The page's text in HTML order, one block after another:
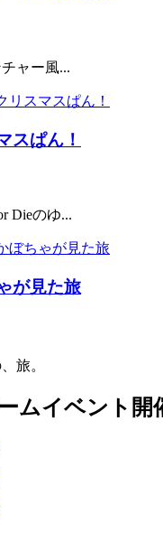
ャー風...
スぱん！
Dieのゆ...
が見た旅
旅。
ムイベント開